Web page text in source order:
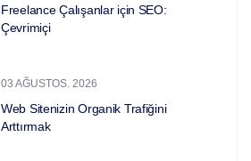
Freelance Çalışanlar için SEO:
Çevrimiçi
03 AĞUSTOS. 2026
Web Sitenizin Organik Trafiğini
Arttırmak